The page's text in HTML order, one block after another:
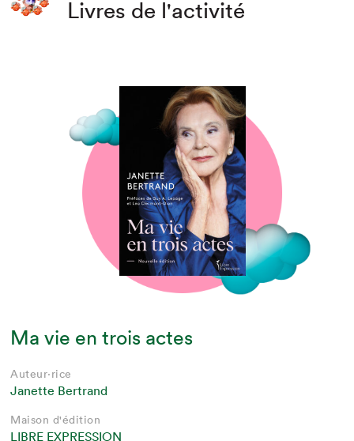
Livres de l'activité
Ma vie en trois actes
Auteur·rice
Janette Bertrand
Maison d'édition
LIBRE EXPRESSION